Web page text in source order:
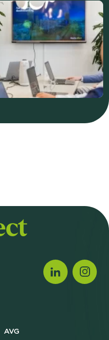
AVG